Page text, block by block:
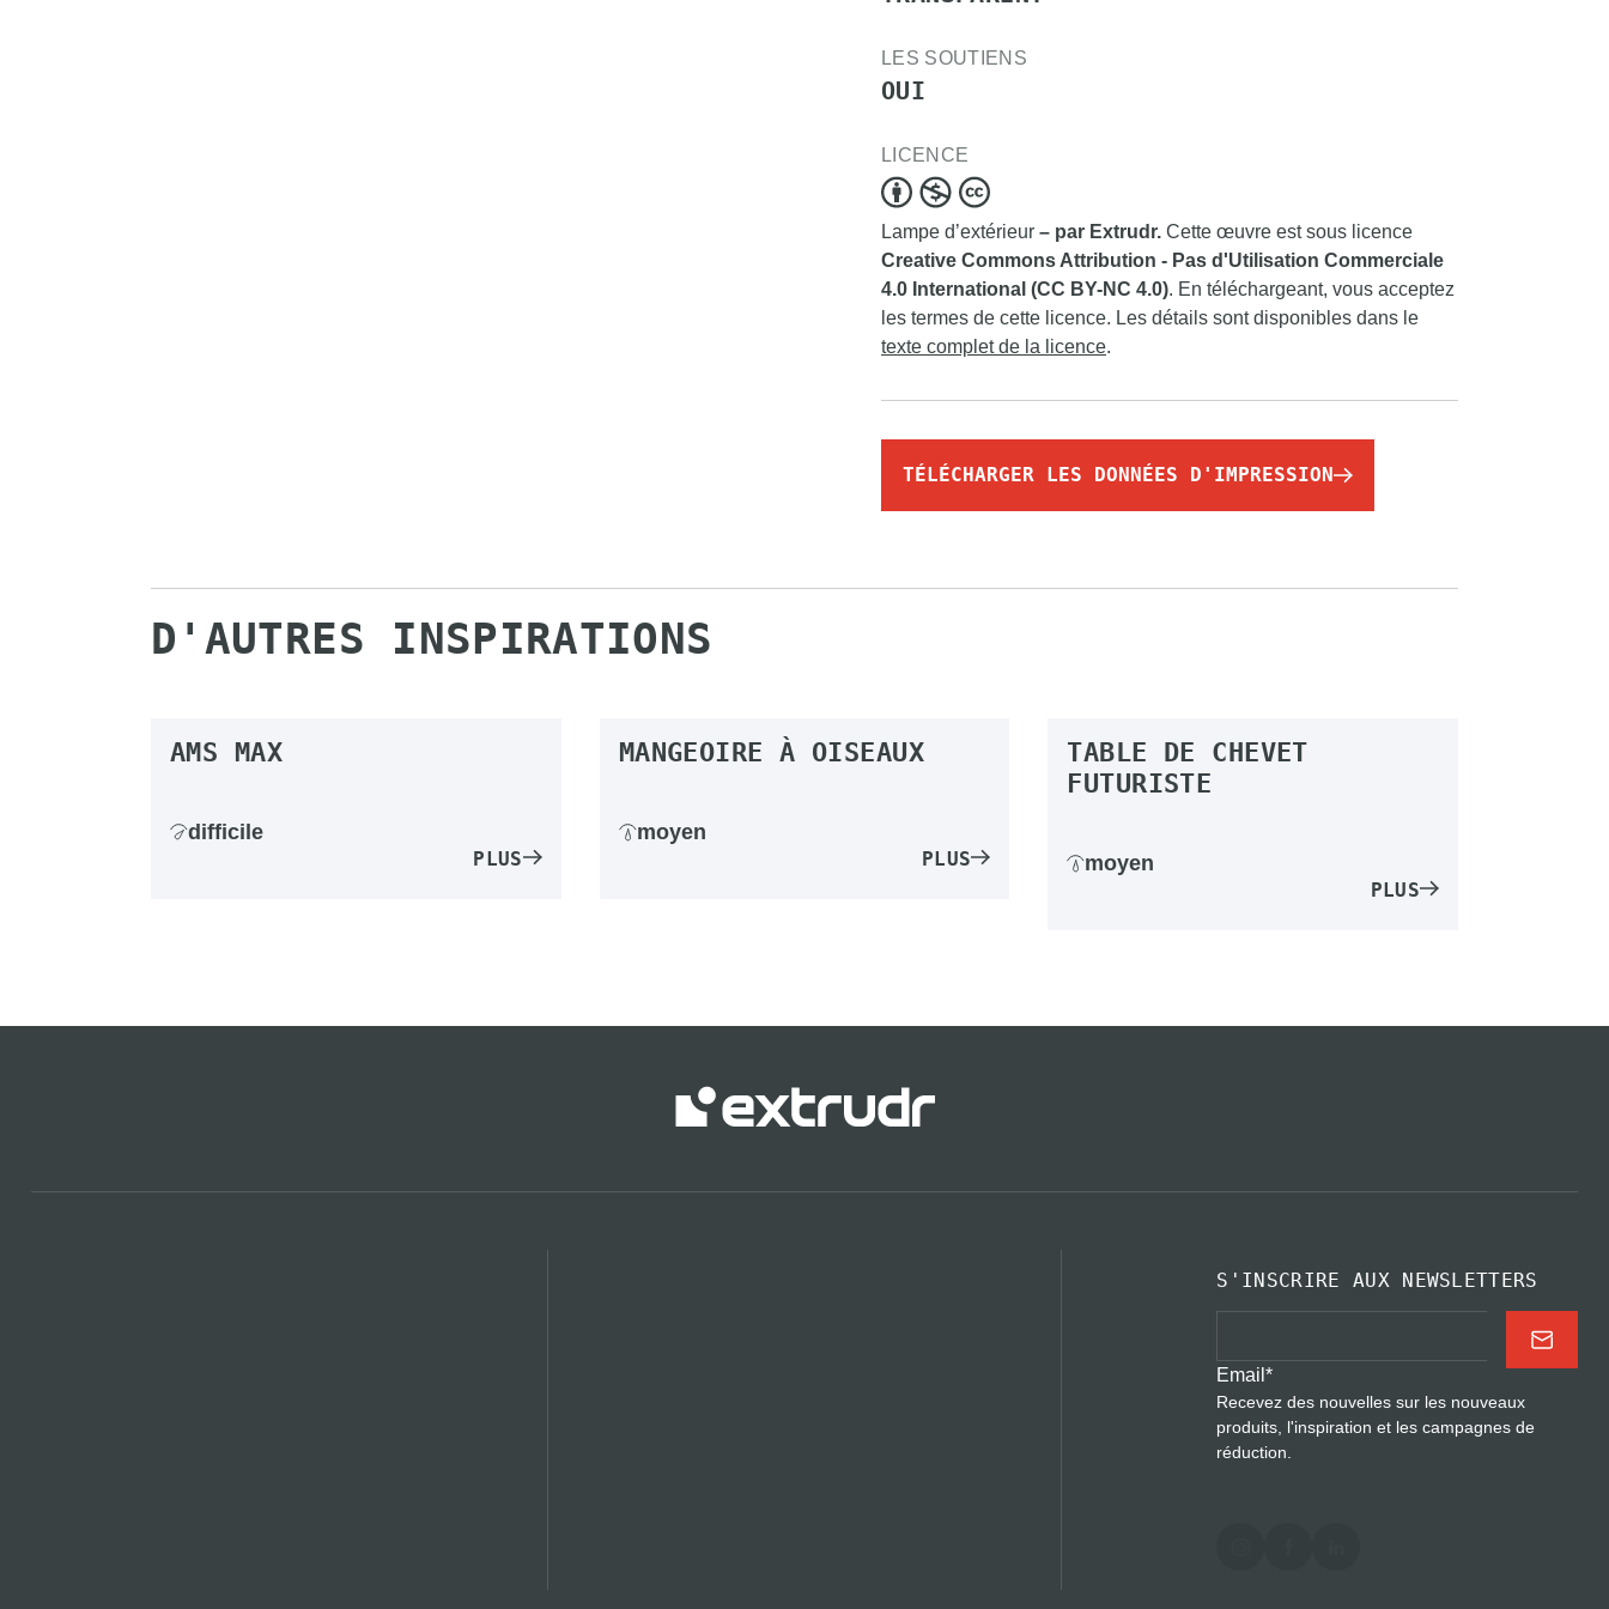
LES SOUTIENS
OUI
LICENCE
Lampe d’extérieur – par Extrudr. Cette œuvre est sous licence
Creative Commons Attribution - Pas d'Utilisation Commerciale
4.0 International (CC BY-NC 4.0). En téléchargeant, vous acceptez
les termes de cette licence. Les détails sont disponibles dans le
texte complet de la licence.
TÉLÉCHARGER LES DONNÉES D'IMPRESSION
D'AUTRES INSPIRATIONS
AMS MAX
difficile
PLUS
MANGEOIRE À OISEAUX
moyen
PLUS
TABLE DE CHEVET
FUTURISTE
moyen
PLUS
S'INSCRIRE AUX NEWSLETTERS
Email*
Recevez des nouvelles sur les nouveaux
produits, l'inspiration et les campagnes de
réduction.